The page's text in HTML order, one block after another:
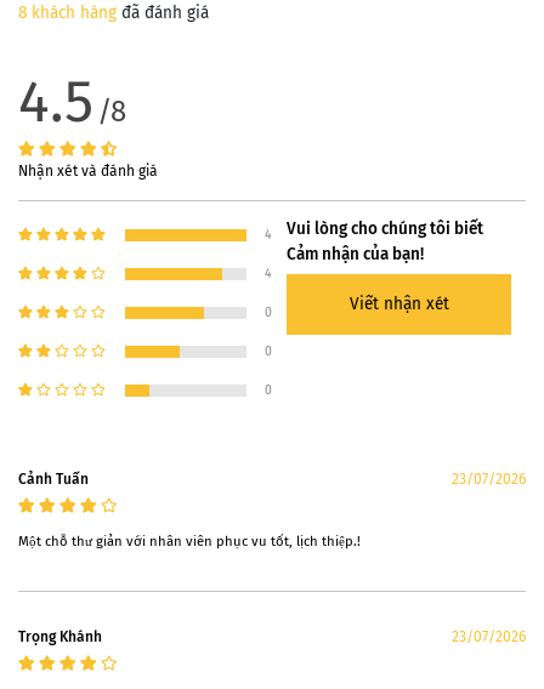
8 khách hàng đã đánh giá
4.5/8
Nhận xét và đánh giá
4
4
0
0
0
Vui lòng cho chúng tôi biết
Cảm nhận của bạn!
Viết nhận xét
Cảnh Tuấn 23/07/2026
Một chỗ thư giản với nhân viên phục vu tốt, lịch thiệp.!
Trọng Khánh 23/07/2026